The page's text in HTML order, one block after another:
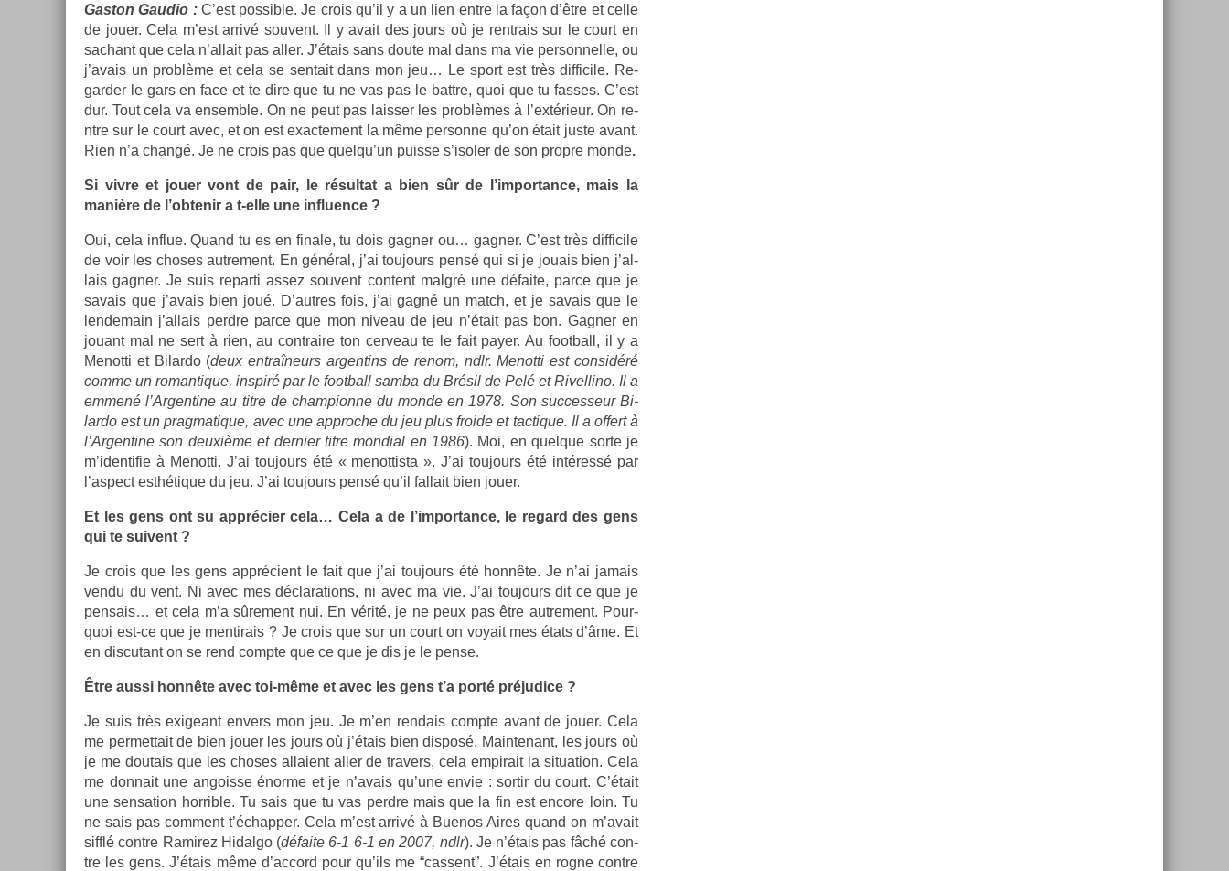
Gas­ton Gaudio :C’est pos­sible. Je crois qu’il y a un lien entre la façon d’être et celle
de jouer. Cela m’est arrivé souvent. Il y avait des jours où je re­ntrais sur le court en
sac­hant que cela n’al­lait pas aller. J’étais sans doute mal dans ma vie per­son­nelle, ou
j’avais un problème et cela se sen­tait dans mon jeu… Le sport est très dif­ficile. Re­
gard­er le gars en face et te dire que tu ne vas pas le battre, quoi que tu fas­ses. C’est
dur. Tout cela va en­semble. On ne peut pas laiss­er les problèmes à l’extérieur. On re­
ntre sur le court avec, et on est ex­ac­te­ment la même per­son­ne qu’on était juste avant.
Rien n’a changé. Je ne crois pas que quel­qu’un puis­se s’isol­er de son pro­pre monde.
Si vivre et jouer vont de pair, le résul­tat a bien sûr de l’im­portan­ce, mais la
manière de l’ob­tenir a t-elle une in­flu­ence ?
Oui, cela in­flue. Quand tu es en fin­ale, tu dois gagn­er ou… gagn­er. C’est très dif­ficile
de voir les choses aut­re­ment. En général, j’ai toujours pensé qui si je jouais bien j’al­
lais gagn­er. Je suis re­par­ti assez souvent con­tent malgré une défaite, parce que je
savais que j’avais bien joué. D’aut­res fois, j’ai gagné un match, et je savais que le
len­demain j’al­lais per­dre parce que mon niveau de jeu n’était pas bon. Gagn­er en
jouant mal ne sert à rien, au contra­ire ton cer­veau te le fait payer. Au foot­ball, il y a
Menot­ti et Bi­lar­do (deux entraîneurs ar­gentins de renom, ndlr. Menot­ti est con­sidéré
comme un roman­tique, in­spiré par le foot­ball samba du Brésil de Pelé et Rivel­lino. Il a
emmené l’Ar­gentine au titre de cham­pion­ne du monde en 1978. Son suc­ces­seur Bi­
lar­do est un prag­matique, avec une approc­he du jeu plus froide et tac­tique. Il a of­fert à
l’Ar­gentine son deuxième et de­rni­er titre mon­di­al en 1986). Moi, en quel­que sorte je
m’iden­tifie à Menot­ti. J’ai toujours été « menot­tista ». J’ai toujours été intéressé par
l’as­pect esthétique du jeu. J’ai toujours pensé qu’il fal­lait bien jouer.
Et les gens ont su apprécier cela… Cela a de l’im­portan­ce, le re­gard des gens
qui te suivent ?
Je crois que les gens apprécient le fait que j’ai toujours été honnête. Je n’ai jamais
vendu du vent. Ni avec mes déclara­tions, ni avec ma vie. J’ai toujours dit ce que je
pen­sais… et cela m’a sûre­ment nui. En vérité, je ne peux pas être aut­re­ment. Pour­
quoi est-ce que je men­tirais ? Je crois que sur un court on voyait mes états d’âme. Et
en dis­cutant on se rend com­pte que ce que je dis je le pense.
Être aussi honnête avec toi-même et avec les gens t’a porté préjudice ?
Je suis très ex­igeant en­v­ers mon jeu. Je m’en re­ndais com­pte avant de jouer. Cela
me per­met­tait de bien jouer les jours où j’étais bien dis­posé. Main­tenant, les jours où
je me doutais que les choses al­laient aller de trav­ers, cela em­pirait la situa­tion. Cela
me don­nait une an­gois­se énorme et je n’avais qu’une envie : sor­tir du court. C’était
une sen­sa­tion hor­rible. Tu sais que tu vas per­dre mais que la fin est en­core loin. Tu
ne sais pas com­ment t’échapp­er. Cela m’est arrivé à Buenos Aires quand on m’avait
sifflé con­tre Ramirez Hidal­go (défaite 6-1 6-1 en 2007, ndlr). Je n’étais pas fâché con­
tre les gens. J’étais même d’ac­cord pour qu’ils me “cas­sent”. J’étais en rogne con­tre